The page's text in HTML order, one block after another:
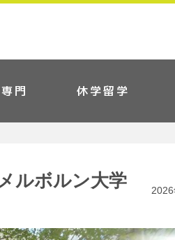
門 休学留学
ルボルン大学